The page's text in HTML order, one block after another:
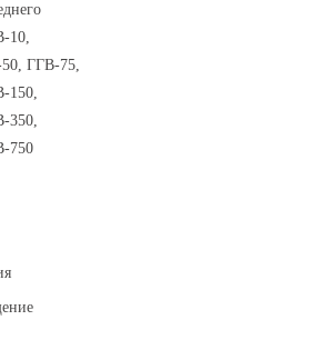
10,
ГГВ-75,
150,
350,
750